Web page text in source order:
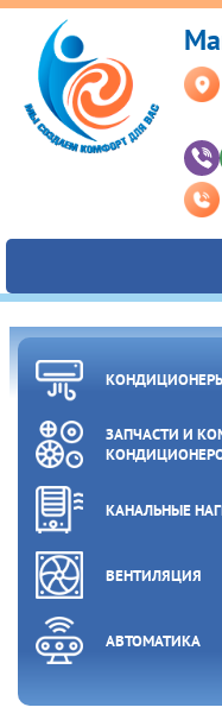
ЗАПЧАСТИ И
КАНАЛЬНЫЕ
ВЕНТИЛЯЦИЯ
АВТОМАТИКА